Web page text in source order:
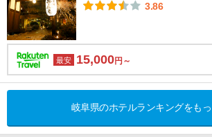
3.86
最安 15,000円～
岐阜県のホテルランキングをも